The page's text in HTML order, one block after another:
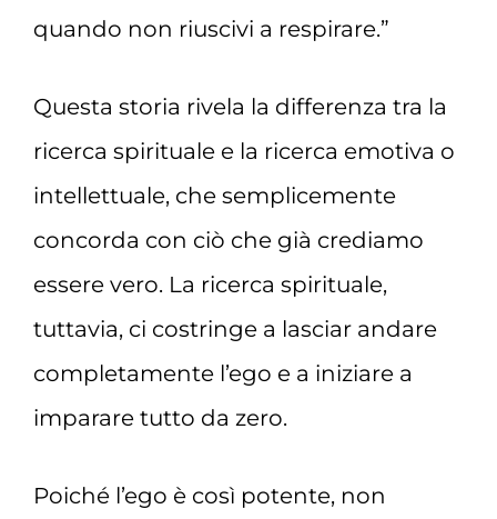
quando non riuscivi a respirare.”
Questa storia rivela la differenza tra la
ricerca spirituale e la ricerca emotiva o
intellettuale, che semplicemente
concorda con ciò che già crediamo
essere vero. La ricerca spirituale,
tuttavia, ci costringe a lasciar andare
completamente l’ego e a iniziare a
imparare tutto da zero.
Poiché l’ego è così potente, non